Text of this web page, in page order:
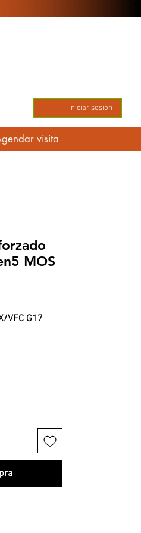
Iniciar sesión
visita
MOS
VFC G17